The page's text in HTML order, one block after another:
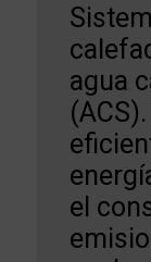
agua
el